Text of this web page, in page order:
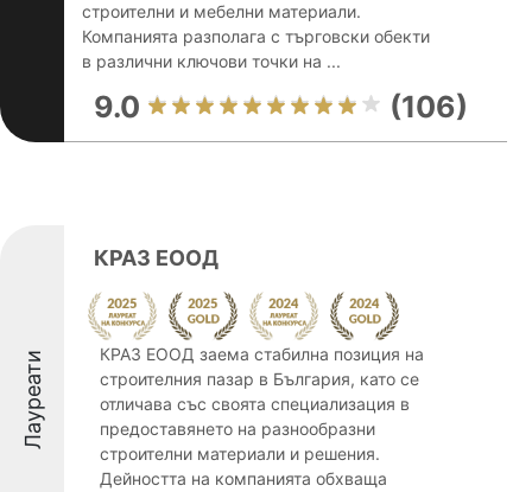
строителни и мебелни материали.
Компанията разполага с търговски обекти
в различни ключови точки на ...
9.0 (106)
Лауреати
КРАЗ ЕООД
КРАЗ ЕООД заема стабилна позиция на
строителния пазар в България, като се
отличава със своята специализация в
предоставянето на разнообразни
строителни материали и решения.
Дейността на компанията обхваща